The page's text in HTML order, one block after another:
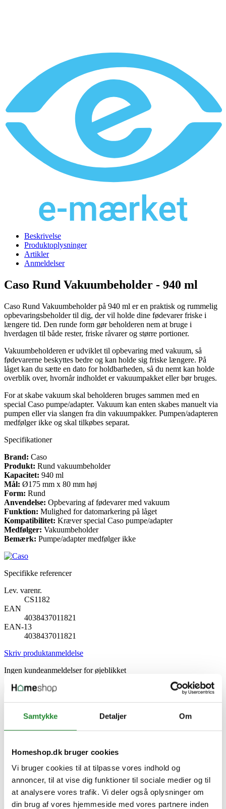
Samtykke Detaljer Om
Homeshop.dk bruger cookies
Vi bruger cookies til at tilpasse vores indhold og
annoncer, til at vise dig funktioner til sociale medier og til
at analysere vores trafik. Vi deler også oplysninger om
din brug af vores hjemmeside med vores partnere inden
Beskrivelse
Produktoplysninger
Artikler
Anmeldelser
Caso Rund Vakuumbeholder - 940 ml
Caso Rund Vakuumbeholder på 940 ml er en praktisk og rummelig
opbevaringsbeholder til dig, der vil holde dine fødevarer friske i
længere tid. Den runde form gør beholderen nem at bruge i
hverdagen til både rester, friske råvarer og større portioner.
Vakuumbeholderen er udviklet til opbevaring med vakuum, så
fødevarerne beskyttes bedre og kan holde sig friske længere. På
låget kan du sætte en dato for holdbarheden, så du nemt kan holde
overblik over, hvornår indholdet er vakuumpakket eller bør bruges.
For at skabe vakuum skal beholderen bruges sammen med en
special Caso pumpe/adapter. Vakuum kan enten skabes manuelt via
pumpen eller via slangen fra din vakuumpakker. Pumpen/adapteren
medfølger ikke og skal tilkøbes separat.
Specifikationer
Brand: Caso
Produkt: Rund vakuumbeholder
Kapacitet: 940 ml
Mål: Ø175 mm x 80 mm høj
Form: Rund
Anvendelse: Opbevaring af fødevarer med vakuum
Funktion: Mulighed for datomarkering på låget
Kompatibilitet: Kræver special Caso pumpe/adapter
Medfølger: Vakuumbeholder
Bemærk: Pumpe/adapter medfølger ikke
Specifikke referencer
Lev. varenr.
CS1182
EAN
4038437011821
EAN-13
4038437011821
Skriv produktanmeldelse
Ingen kundeanmeldelser for øjeblikket